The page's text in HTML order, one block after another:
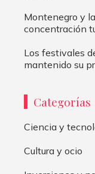
Montenegro y
concentración
Los festivales
mantenido su
Categorías
Ciencia y
Cultura y ocio